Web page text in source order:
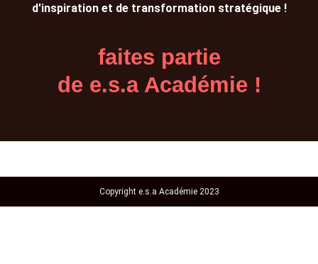
d'inspiration et de transformation stratégique !
faites partie
de e.s.a Académie !
Copyright e.s.a Académie 2023